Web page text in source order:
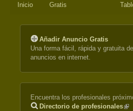
Inicio
Gratis
Añadir Anuncio Gratis
Una forma fácil, rápida y gratuita
anuncios en internet.
Encuentra los profesionales
Directorio de profesionales(link